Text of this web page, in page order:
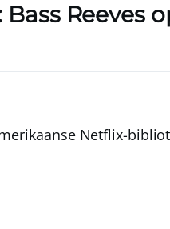
Reeves
Netflix-